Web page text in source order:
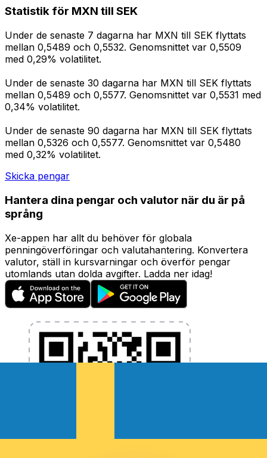
Statistik för MXN till SEK
Under de senaste 7 dagarna har MXN till SEK flyttats
mellan 0,5489 och 0,5532. Genomsnittet var 0,5509
med 0,29% volatilitet.
Under de senaste 30 dagarna har MXN till SEK flyttats
mellan 0,5489 och 0,5577. Genomsnittet var 0,5531 med
0,34% volatilitet.
Under de senaste 90 dagarna har MXN till SEK flyttats
mellan 0,5326 och 0,5577. Genomsnittet var 0,5480
med 0,32% volatilitet.
Skicka pengar
Hantera dina pengar och valutor när du är på
språng
Xe-appen har allt du behöver för globala
penningöverföringar och valutahantering. Konvertera
valutor, ställ in kursvarningar och överför pengar
utomlands utan dolda avgifter. Ladda ner idag!